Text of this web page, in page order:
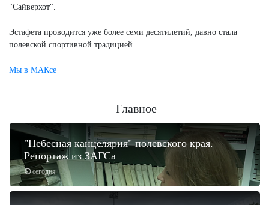
"Сайверхот".
Эстафета проводится уже более семи десятилетий, давно стала
полевской спортивной традицией.
Мы в МАКсе
Главное
сегодня
"Небесная канцелярия" полевского края.
Репортаж из ЗАГСа